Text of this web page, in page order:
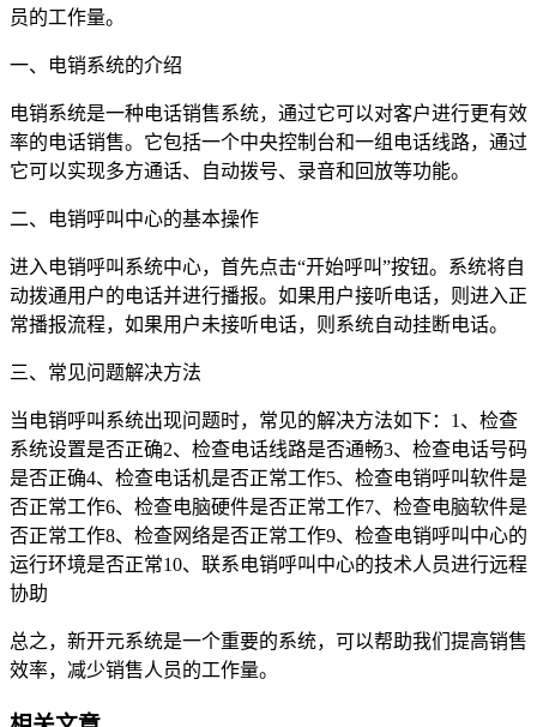
员的工作量。
一、电销系统的介绍
电销系统是一种电话销售系统，通过它可以对客户进行更有效
率的电话销售。它包括一个中央控制台和一组电话线路，通过
它可以实现多方通话、自动拨号、录音和回放等功能。
二、电销呼叫中心的基本操作
进入电销呼叫系统中心，首先点击“开始呼叫”按钮。系统将自
动拨通用户的电话并进行播报。如果用户接听电话，则进入正
常播报流程，如果用户未接听电话，则系统自动挂断电话。
三、常见问题解决方法
当电销呼叫系统出现问题时，常见的解决方法如下：1、检查
系统设置是否正确2、检查电话线路是否通畅3、检查电话号码
是否正确4、检查电话机是否正常工作5、检查电销呼叫软件是
否正常工作6、检查电脑硬件是否正常工作7、检查电脑软件是
否正常工作8、检查网络是否正常工作9、检查电销呼叫中心的
运行环境是否正常10、联系电销呼叫中心的技术人员进行远程
协助
总之，新开元系统是一个重要的系统，可以帮助我们提高销售
效率，减少销售人员的工作量。